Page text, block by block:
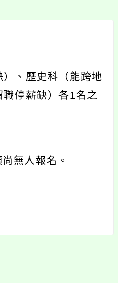
、歷史科（能跨地
停薪缺）各1名之
無人報名。